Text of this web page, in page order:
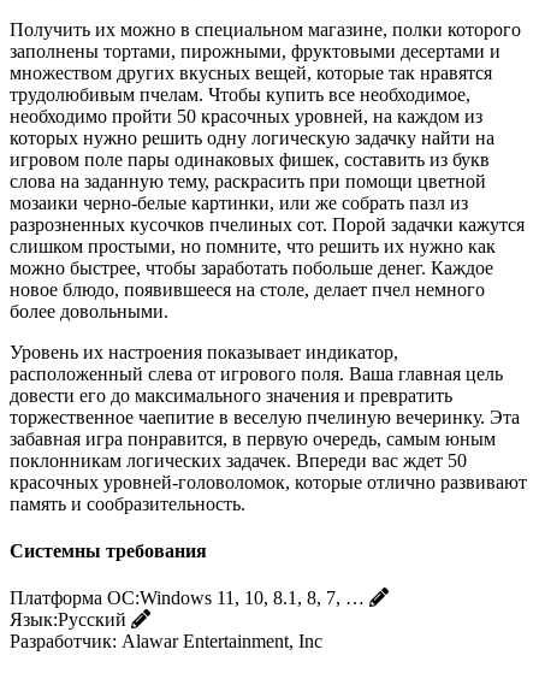
Получить их можно в специальном магазине, полки которого
заполнены тортами, пирожными, фруктовыми десертами и
множеством других вкусных вещей, которые так нравятся
трудолюбивым пчелам. Чтобы купить все необходимое,
необходимо пройти 50 красочных уровней, на каждом из
которых нужно решить одну логическую задачку найти на
игровом поле пары одинаковых фишек, составить из букв
слова на заданную тему, раскрасить при помощи цветной
мозаики черно-белые картинки, или же собрать пазл из
разрозненных кусочков пчелиных сот. Порой задачки кажутся
слишком простыми, но помните, что решить их нужно как
можно быстрее, чтобы заработать побольше денег. Каждое
новое блюдо, появившееся на столе, делает пчел немного
более довольными.
Уровень их настроения показывает индикатор,
расположенный слева от игрового поля. Ваша главная цель
довести его до максимального значения и превратить
торжественное чаепитие в веселую пчелиную вечеринку. Эта
забавная игра понравится, в первую очередь, самым юным
поклонникам логических задачек. Впереди вас ждет 50
красочных уровней-головоломок, которые отлично развивают
память и сообразительность.
Системны требования
Платформа ОС:Windows 11, 10, 8.1, 8, 7, …
Язык:Русский
Разработчик: Alawar Entertainment, Inc